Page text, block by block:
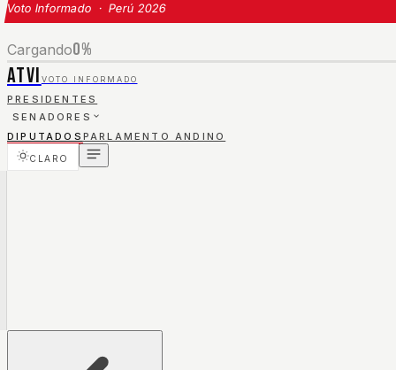
Voto Informado · Perú 2026
Cargando0%
ATVI VOTO INFORMADO
PRESIDENTES
SENADORES
DIPUTADOS PARLAMENTO ANDINO
CLARO